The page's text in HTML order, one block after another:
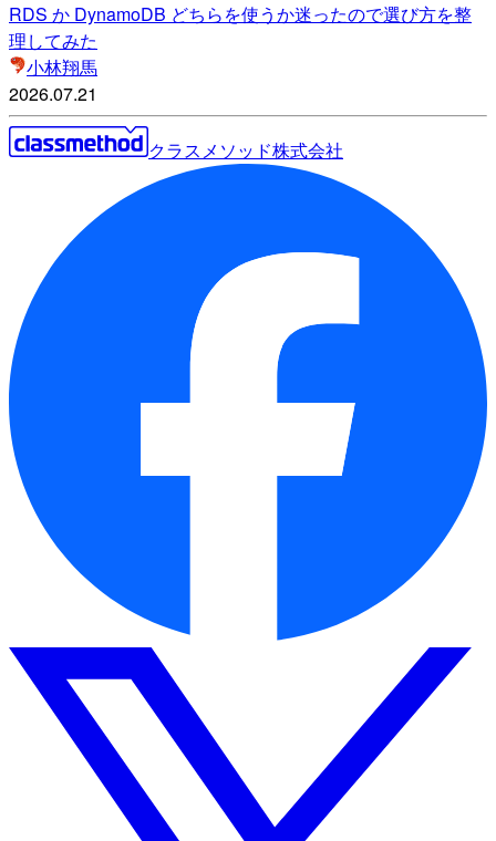
RDS か DynamoDB どちらを使うか迷ったので選び方を整
理してみた
小林翔馬
2026.07.21
クラスメソッド株式会社